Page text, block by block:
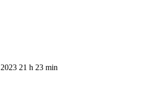
21 h 23 min